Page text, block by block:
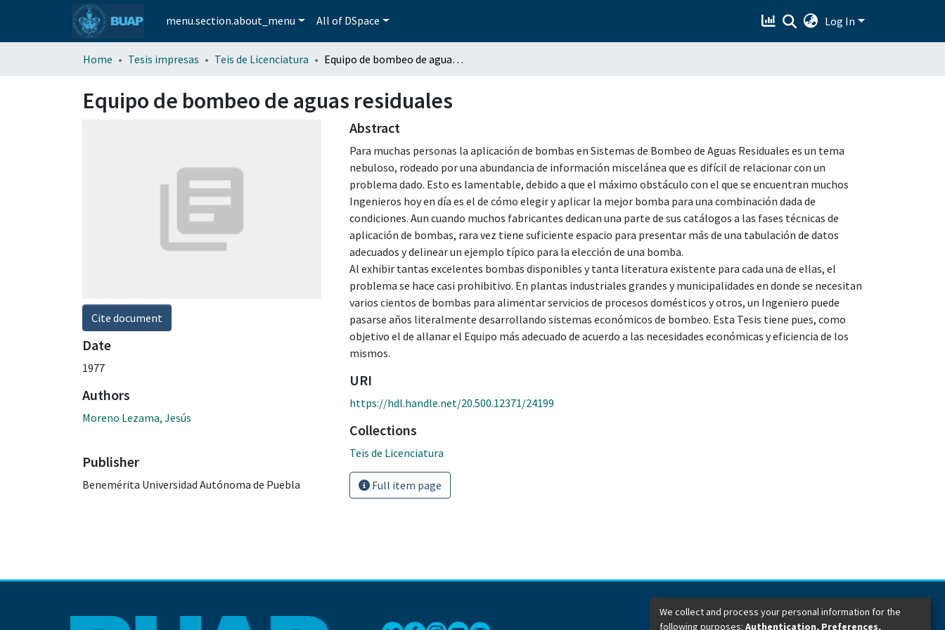
menu.section.about_menu All of DSpace Log In
Home Tesis impresas Teis de Licenciatura Equipo de bombeo de aguas residuales
Equipo de bombeo de aguas residuales
Cite document
Date
1977
Authors
Moreno Lezama, Jesús
Publisher
Benemérita Universidad Autónoma de Puebla
Abstract
Para muchas personas la aplicación de bombas en Sistemas de Bombeo de Aguas Residuales es un tema
nebuloso, rodeado por una abundancia de información miscelánea que es difícil de relacionar con un
problema dado. Esto es lamentable, debido a que el máximo obstáculo con el que se encuentran muchos
Ingenieros hoy en día es el de cómo elegir y aplicar la mejor bomba para una combinación dada de
condiciones. Aun cuando muchos fabricantes dedican una parte de sus catálogos a las fases técnicas de
aplicación de bombas, rara vez tiene suficiente espacio para presentar más de una tabulación de datos
adecuados y delinear un ejemplo típico para la elección de una bomba.
Al exhibir tantas excelentes bombas disponibles y tanta literatura existente para cada una de ellas, el
problema se hace casi prohibitivo. En plantas industriales grandes y municipalidades en donde se necesitan
varios cientos de bombas para alimentar servicios de procesos domésticos y otros, un Ingeniero puede
pasarse años literalmente desarrollando sistemas económicos de bombeo. Esta Tesis tiene pues, como
objetivo el de allanar el Equipo más adecuado de acuerdo a las necesidades económicas y eficiencia de los
mismos.
URI
https://hdl.handle.net/20.500.12371/24199
Collections
Teis de Licenciatura
Full item page
Dirección General de Bibliotecas
We collect and process your personal information for the
following purposes: Authentication, Preferences,